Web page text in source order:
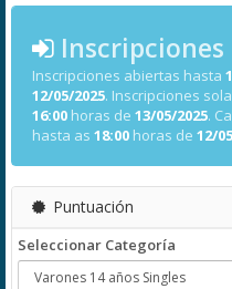
Inscripciones
Inscripciones abiertas hasta
12/05/2025. Inscripciones
16:00 horas de 13/05/2025.
hasta as 18:00 horas de 12/
Puntuación
Seleccionar Categoría